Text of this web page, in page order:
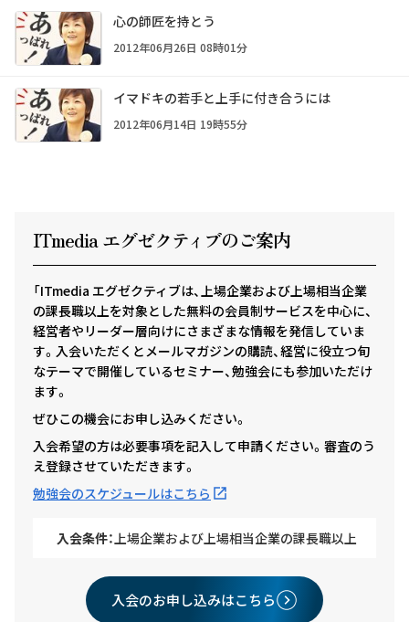
心の師匠を持とう
2012年06月26日 08時01分
イマドキの若手と上手に付き合うには
2012年06月14日 19時55分
ITmedia エグゼクティ ブのご案内
「ITmedia エグゼクティブは、上場企業および上場相当企業
の課長職以上を対象とした無料の会員制サービスを中心に、
経営者やリーダー層向けにさまざまな情報を発信していま
す。入会いただくとメールマガジンの購読、経営に役立つ旬
なテーマで開催しているセミナー、勉強会にも参加いただけ
ます。
ぜひこの機会にお申し込みください。
入会希望の方は必要事項を記入して申請ください。審査のう
え登録させていただきます。
勉強会のスケジュールはこちら
入会条件： 上場企業および上場相当企業の課長職以上
入会のお申し込みはこちら